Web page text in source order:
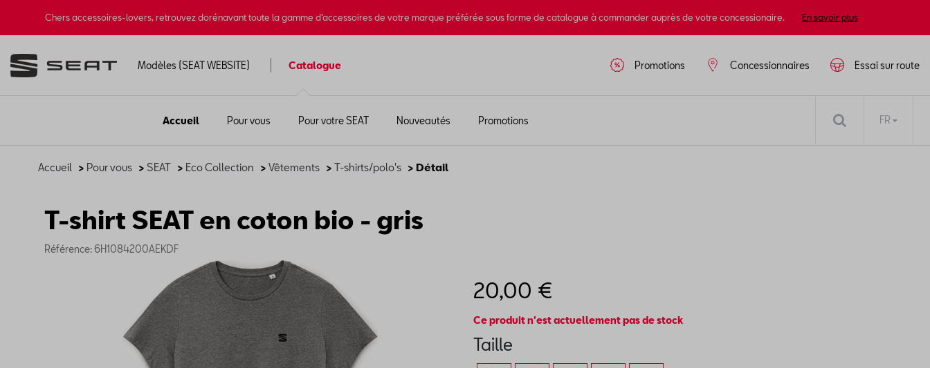
Chers accessoires-lovers, retrouvez dorénavant toute la gamme d’accessoires de votre marque préférée sous forme de catalogue à commander auprès de votre concessionaire. En savoir plus
Modèles (SEAT WEBSITE) Catalogue
Accueil Pour vous Pour votre SEAT Nouveautés Promotions
Essai sur route
Concessionnaires
Promotions
FR
Accueil > Pour vous > SEAT > Eco Collection > Vêtements > T-shirts/polo's > Détail
T-shirt SEAT en coton bio - gris
Référence: 6H1084200AEKDF
20,00 €
Ce produit n'est actuellement pas de stock
Taille